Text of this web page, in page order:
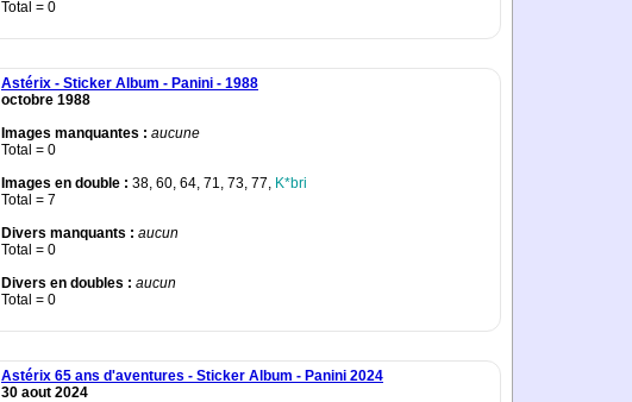
Total = 0
Astérix - Sticker Album - Panini - 1988
octobre 1988
Images manquantes : aucune
Total = 0
Images en double : 38, 60, 64, 71, 73, 77, K*bri
Total = 7
Divers manquants : aucun
Total = 0
Divers en doubles : aucun
Total = 0
Astérix 65 ans d'aventures - Sticker Album - Panini 2024
30 aout 2024